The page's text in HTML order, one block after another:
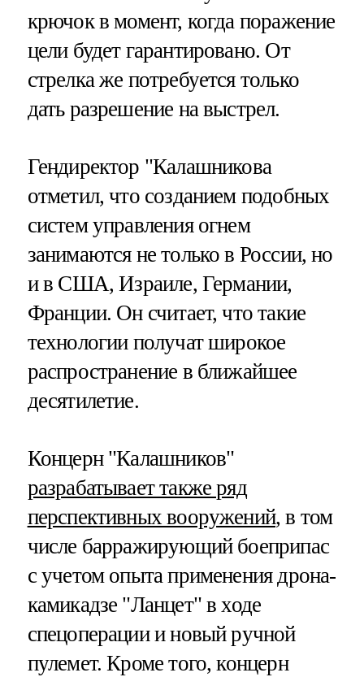
крючок в момент, когда поражение
цели будет гарантировано. От
стрелка же потребуется только
дать разрешение на выстрел.
Гендиректор "Калашникова
отметил, что созданием подобных
систем управления огнем
занимаются не только в России, но
и в США, Израиле, Германии,
Франции. Он считает, что такие
технологии получат широкое
распространение в ближайшее
десятилетие.
Концерн "Калашников"
разрабатывает также ряд
перспективных вооружений, в том
числе барражирующий боеприпас
с учетом опыта применения дрона-
камикадзе "Ланцет" в ходе
спецоперации и новый ручной
пулемет. Кроме того, концерн